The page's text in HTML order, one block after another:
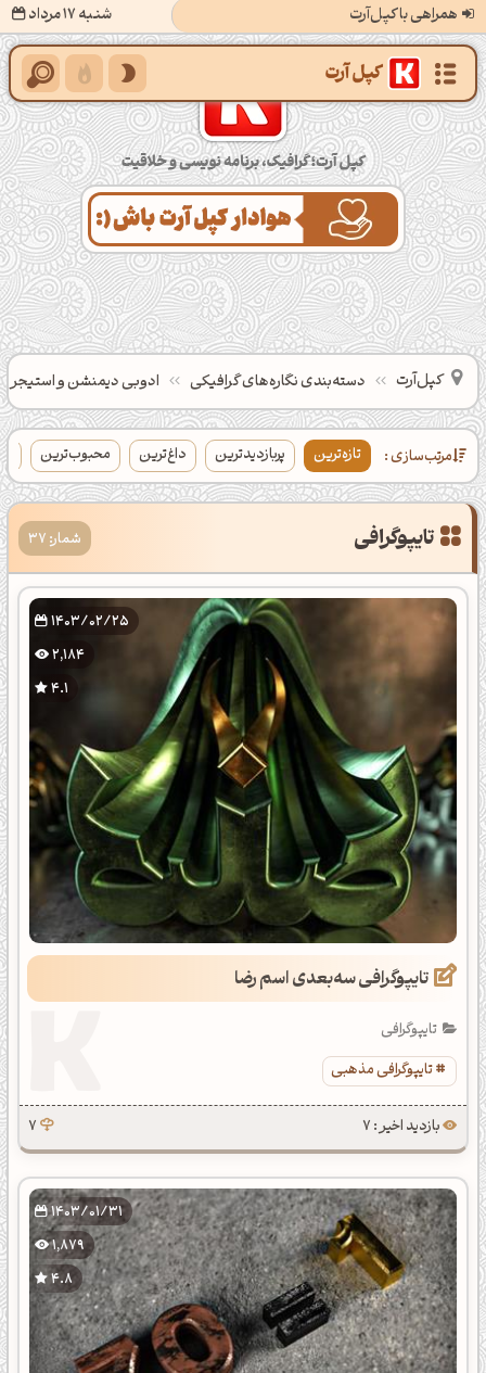
همراهی با کپل‌آرت شنبه 17 مرداد
کپل‌آرت؛ گرافیک، برنامه‌نویسی و خلاقیت
کپل‌آرت دسته‌بندی‌ نگاره‌های گرافیکی ادوبی دیمنشن و استیجر
مرتب‌سازی : تازه‌ترین پربازدیدترین داغ‌ترین محبوب‌ترین
تایپوگرافی شمار: 37
1403/02/25
2,184
4.1
تایپوگرافی سه‌بعدی اسم رضا
تایپوگرافی
تایپوگرافی مذهبی
بازدید اخیر : 7 7
1403/01/31
1,879
4.8